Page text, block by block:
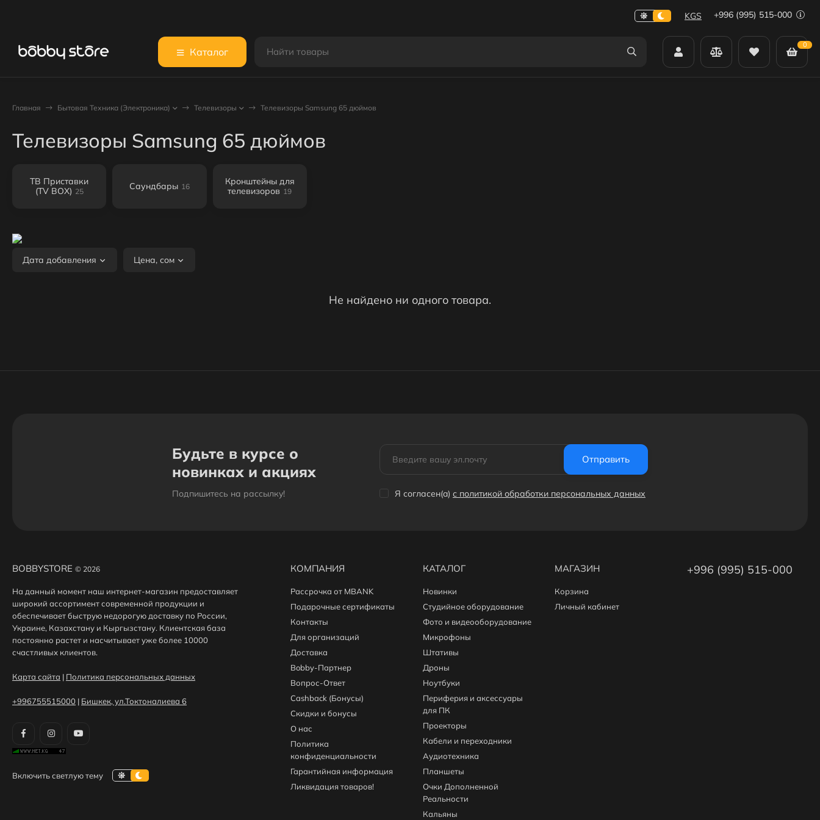
KGS +996 (995) 515-000
Каталог
0
Главная Бытовая Техника (Электроника) Телевизоры Телевизоры Samsung 65 дюймов
Телевизоры Samsung 65 дюймов
ТВ Приставки
(TV BOX) 25 Саундбары 16
Кронштейны для
телевизоров 19
Дата добавления Цена, сом
Не найдено ни одного товара.
Будьте в курсе о
новинках и акциях
Подпишитесь на рассылкy!
Отправить
Я согласен(a) с политикой обработки персональных данных
BOBBYSTORE © 2026
На данный момент наш интернет-магазин предоставляет
широкий ассортимент современной продукции и
обеспечивает быструю недорогую доставку по России,
Украине, Казахстану и Кыргызстану. Клиентская база
постоянно растет и насчитывает уже более 10000
счастливых клиентов.
Карта сайта | Политика персональных данных
+996755515000 | Бишкек, ул.Токтоналиева 6
КОМПАНИЯ
Рассрочка от MBANK
Подарочные сертификаты
Контакты
Для организаций
Доставка
Bobby-Партнер
Вопрос-Ответ
Cashback (Бонусы)
Скидки и бонусы
О нас
Политика
конфиденциальности
Гарантийная информация
Ликвидация товаров!
КАТАЛОГ
Новинки
Студийное оборудование
Фото и видеооборудование
Микрофоны
Штативы
Дроны
Ноутбуки
Периферия и аксессуары
для ПК
Проекторы
Кабели и переходники
Аудиотехника
Планшеты
Очки Дополненной
Реальности
Кальяны
МАГАЗИН
Корзина
Личный кабинет
+996 (995) 515-000